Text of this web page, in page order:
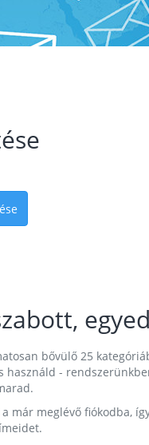
bővülő 25
-
már meglévő fiókodba,